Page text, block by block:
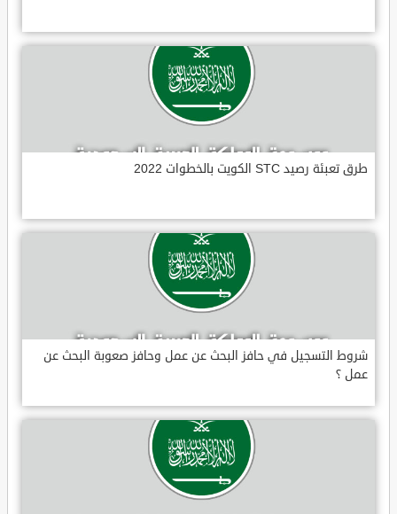
طرق تعبئة رصيد STC الكويت بالخطوات 2022
شروط التسجيل في حافز البحث عن عمل وحافز صعوبة البحث عن
عمل ؟